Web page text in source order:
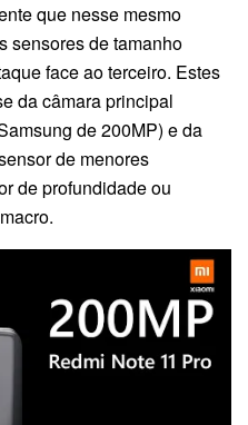
que nesse mesmo
sensores de tamanho
face ao terceiro. Estes
da câmara principal
de 200MP) e da
de menores
de profundidade ou